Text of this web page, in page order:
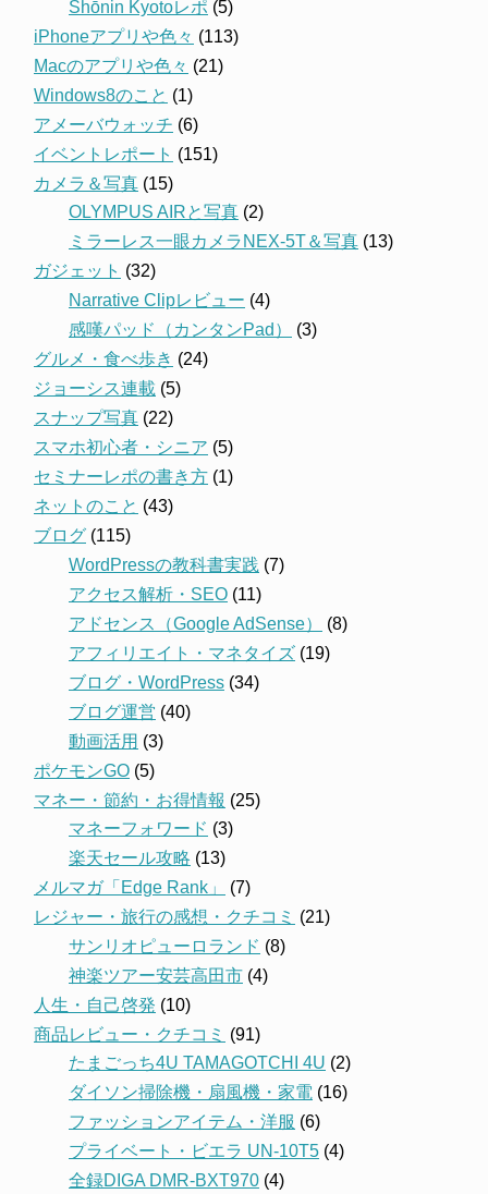
Shōnin Kyotoレポ (5)
iPhoneアプリや色々 (113)
Macのアプリや色々 (21)
Windows8のこと (1)
アメーバウォッチ (6)
イベントレポート (151)
カメラ＆写真 (15)
OLYMPUS AIRと写真 (2)
ミラーレス一眼カメラNEX-5T＆写真 (13)
ガジェット (32)
Narrative Clipレビュー (4)
感嘆パッド（カンタンPad）
(3)
グルメ・食べ歩き (24)
ジョーシス連載 (5)
スナップ写真 (22)
スマホ初心者・シニア (5)
セミナーレポの書き方 (1)
ネットのこと (43)
ブログ (115)
WordPressの教科書実践 (7)
アクセス解析・SEO (11)
アドセンス（Google AdSense）
(8)
アフィリエイト・マネタイズ (19)
ブログ・WordPress (34)
ブログ運営 (40)
動画活用 (3)
ポケモンGO (5)
マネー・節約・お得情報 (25)
マネーフォワード (3)
楽天セール攻略 (13)
メルマガ「Edge Rank」
(7)
レジャー・旅行の感想・クチコミ (21)
サンリオピューロランド (8)
神楽ツアー安芸高田市 (4)
人生・自己啓発 (10)
商品レビュー・クチコミ (91)
たまごっち4U TAMAGOTCHI 4U (2)
ダイソン掃除機・扇風機・家電 (16)
ファッションアイテム・洋服 (6)
プライベート・ビエラ UN-10T5 (4)
全録DIGA DMR-BXT970 (4)